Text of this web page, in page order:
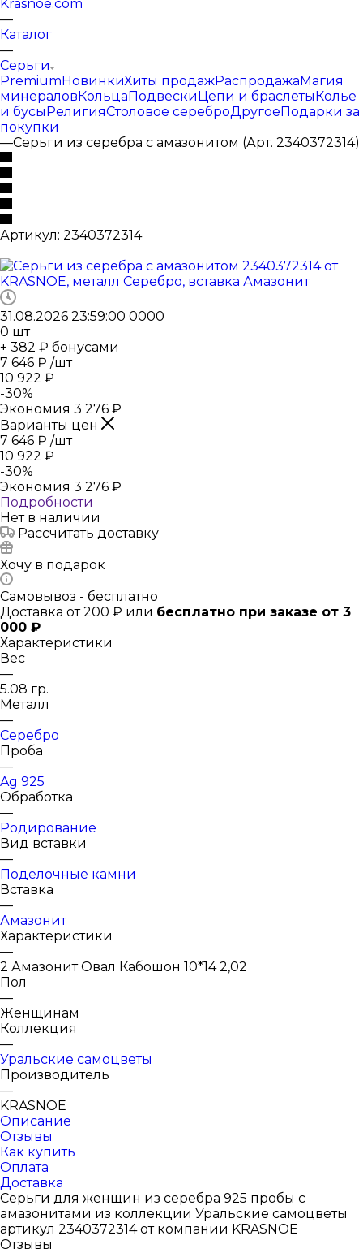
Krasnoe.com
—
Каталог
—
Серьги
PremiumНовинкиХиты продажРаспродажаМагия
минераловКольцаПодвескиЦепи и браслетыКолье
и бусыРелигияСтоловое сереброДругоеПодарки за
покупки
—Серьги из серебра с амазонитом (Арт. 2340372314)
Артикул: 2340372314
31.08.2026 23:59:00 0000
0 шт
+ 382 ₽ бонусами
7 646 ₽ /шт
10 922 ₽
-30%
Экономия 3 276 ₽
Варианты цен
7 646 ₽ /шт
10 922 ₽
-30%
Экономия 3 276 ₽
Подробности
Нет в наличии
Рассчитать доставку
Хочу в подарок
Самовывоз - бесплатно
Доставка от 200 ₽ или бесплатно при заказе от 3
000 ₽
Характеристики
Вес
—
5.08 гр.
Металл
—
Серебро
Проба
—
Ag 925
Обработка
—
Родирование
Вид вставки
—
Поделочные камни
Вставка
—
Амазонит
Характеристики
—
2 Амазонит Овал Кабошон 10*14 2,02
Пол
—
Женщинам
Коллекция
—
Уральские самоцветы
Производитель
—
KRASNOE
Описание
Отзывы
Как купить
Оплата
Доставка
Серьги для женщин из серебра 925 пробы с
амазонитами из коллекции Уральские самоцветы
артикул 2340372314 от компании KRASNOE
Отзывы